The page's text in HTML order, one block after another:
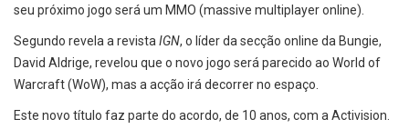
seu próximo jogo será um MMO (massive multiplayer online).
Segundo revela a revista IGN, o líder da secção online da Bungie,
David Aldrige, revelou que o novo jogo será parecido ao World of
Warcraft (WoW), mas a acção irá decorrer no espaço.
Este novo título faz parte do acordo, de 10 anos, com a Activision.